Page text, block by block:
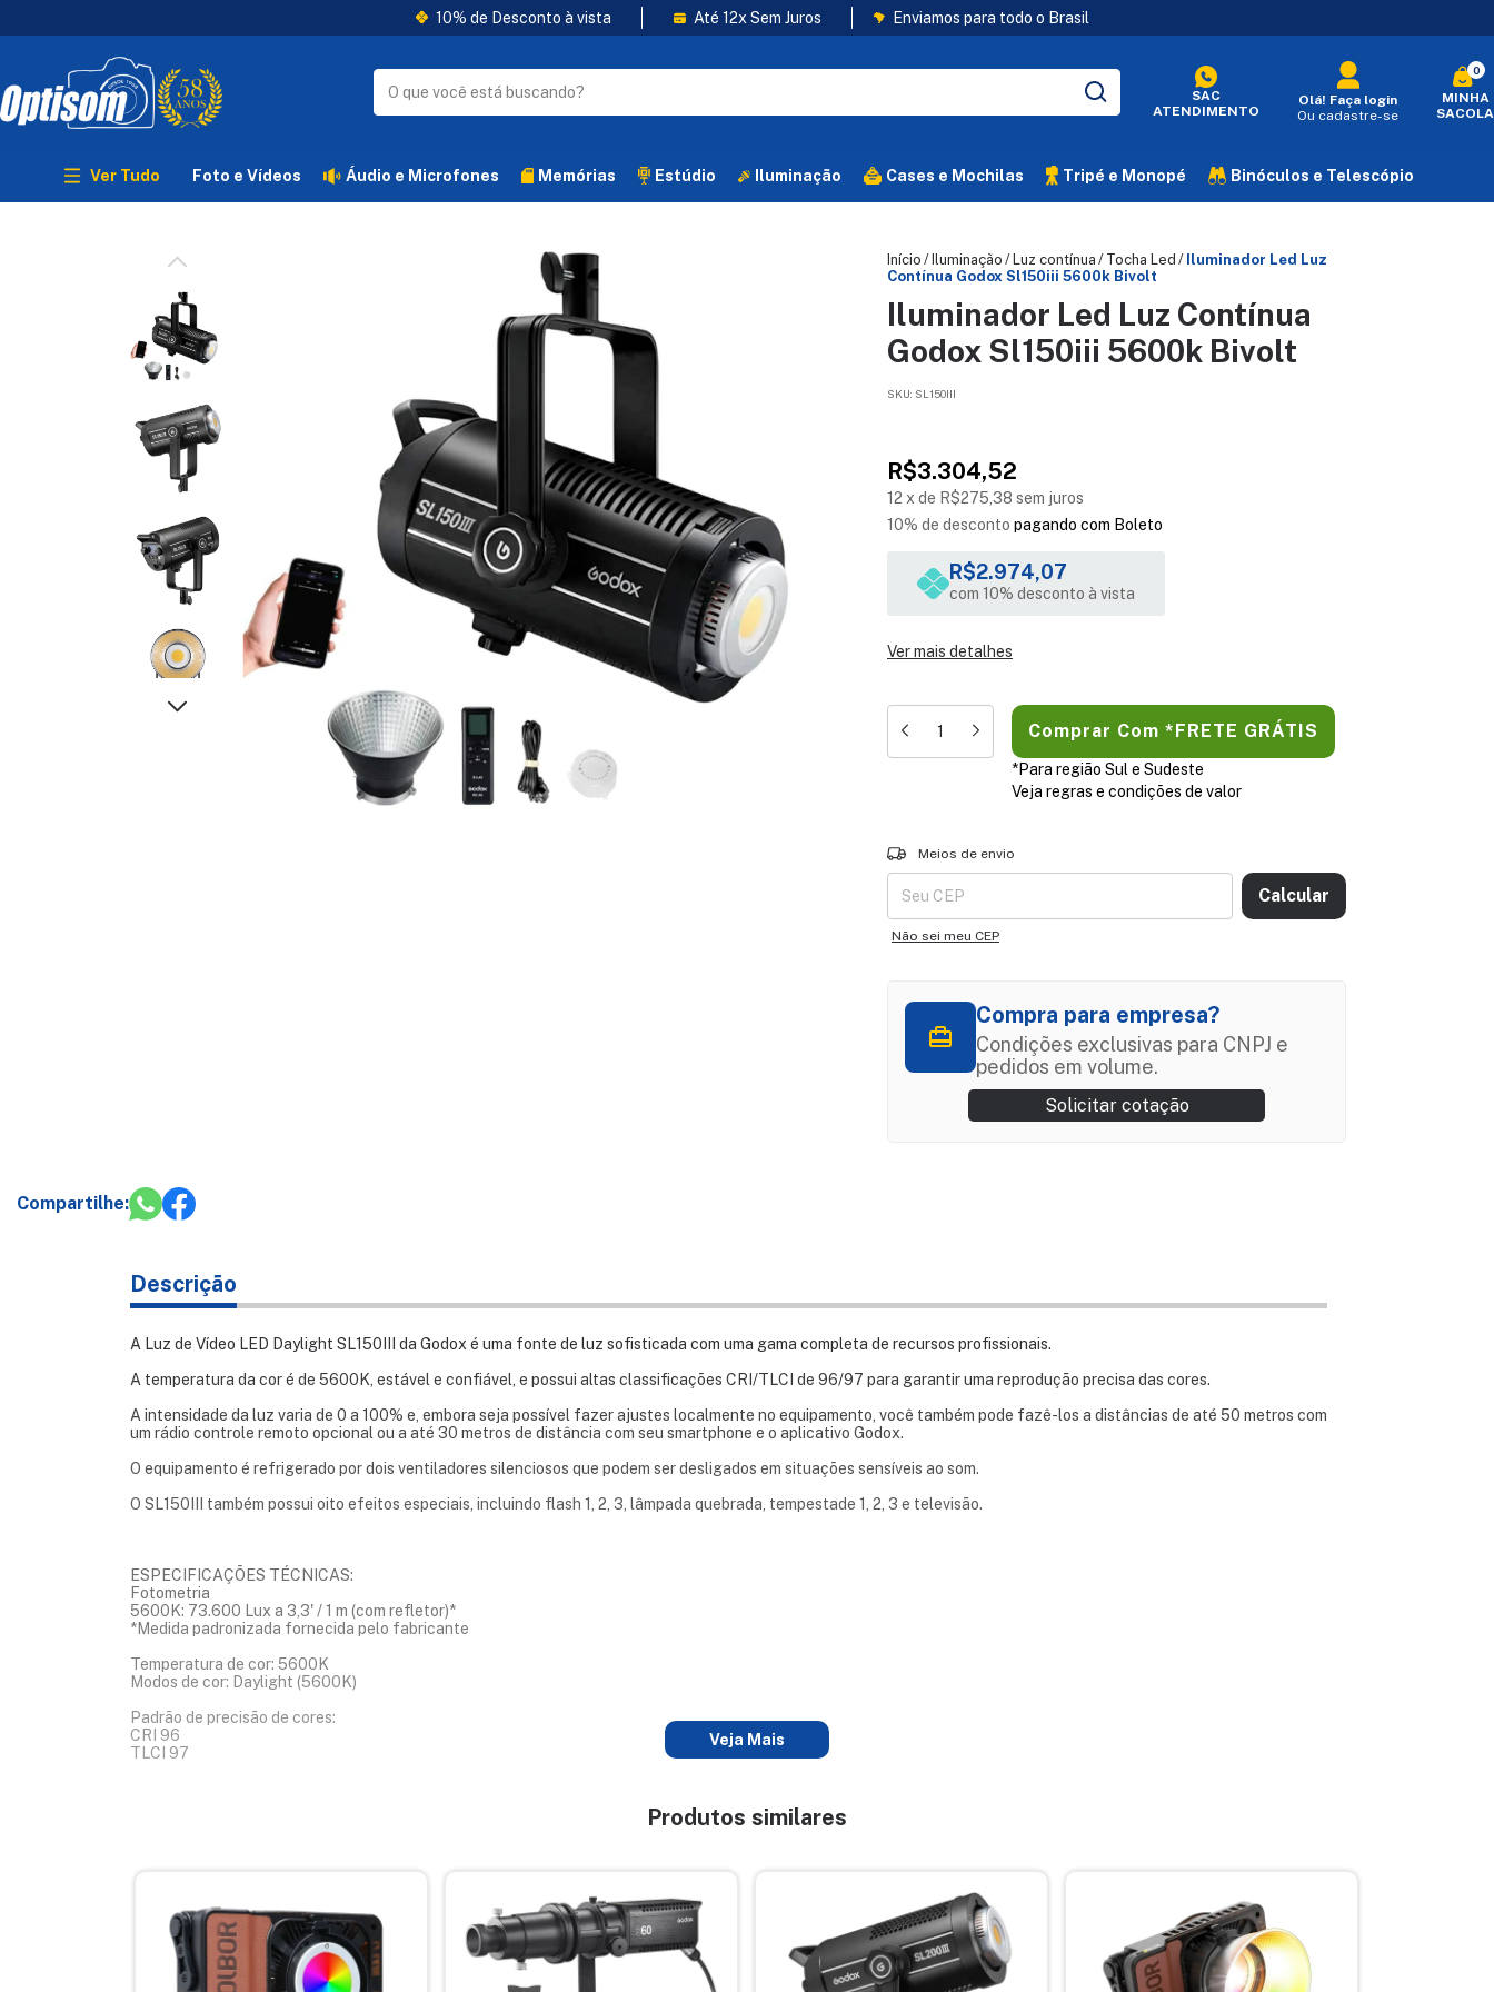
10% de Desconto à vista Até 12x Sem Juros Enviamos para todo o Brasil
SAC
ATENDIMENTO
Olá! Faça login
Ou cadastre-se
MINHA
SACOLA
0
Ver Tudo Foto e Vídeos Áudio e Microfones Memórias Estúdio Iluminação Cases e Mochilas Tripé e Monopé Binóculos e Telescópio
Início / Iluminação / Luz contínua / Tocha Led / Iluminador Led Luz
Contínua Godox Sl150iii 5600k Bivolt
Iluminador Led Luz Contínua
Godox Sl150iii 5600k Bivolt
SKU: SL150III
12 xde R$275,38 sem juros
10% de desconto pagando com Boleto
R$2.974,07
com 10% desconto à vista
Ver mais detalhes
R$3.304,52
*Para região Sul e Sudeste
Veja regras e condições de valor
Entregas para o CEP:
Meios de envio
Calcular
Não sei meu CEP
Compra para empresa?
Condições exclusivas para CNPJ e
pedidos em volume.
Solicitar cotação
Compartilhe:
Descrição
A Luz de Vídeo LED Daylight SL150III da Godox é uma fonte de luz sofisticada com uma gama completa de recursos profissionais.
A temperatura da cor é de 5600K, estável e confiável, e possui altas classificações CRI/TLCI de 96/97 para garantir uma reprodução precisa das cores.
A intensidade da luz varia de 0 a 100% e, embora seja possível fazer ajustes localmente no equipamento, você também pode fazê-los a distâncias de até 50 metros com
um rádio controle remoto opcional ou a até 30 metros de distância com seu smartphone e o aplicativo Godox.
O equipamento é refrigerado por dois ventiladores silenciosos que podem ser desligados em situações sensíveis ao som.
O SL150III também possui oito efeitos especiais, incluindo flash 1, 2, 3, lâmpada quebrada, tempestade 1, 2, 3 e televisão.
ESPECIFICAÇÕES TÉCNICAS:
Fotometria
5600K: 73.600 Lux a 3,3' / 1 m (com refletor)*
*Medida padronizada fornecida pelo fabricante
Temperatura de cor: 5600K
Modos de cor: Daylight (5600K)
Padrão de precisão de cores:
CRI 96
TLCI 97
Tipo de controle remoto sem fio: Rádio Bluetooth /RF *Remoto não incluído
Compatível com aplicativo móvel Sim: Aplicativo Android e iOS Nome do aplicativo: Godox Light
Funcionalidade do aplicativo: Controle remoto
Canais sem fio: 32
Veja Mais
Produtos similares